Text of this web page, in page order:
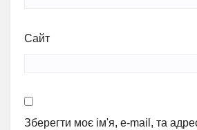
Сайт
Зберегти моє ім'я, e-mail, та